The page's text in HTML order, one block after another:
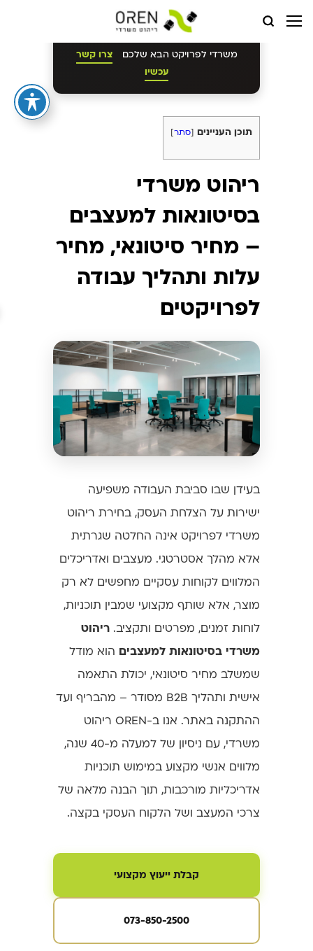
קבלו ייעוץ מקצועי חינם לבחירת ריהוט
משרדי לפרויקט הבא שלכם
צרו קשר
עכשיו
תוכן העניינים [סתר]
ריהוט משרדי
בסיטונאות למעצבים
– מחיר סיטונאי, מחיר
עלות ותהליך עבודה
לפרויקטים
בעידן שבו סביבת העבודה משפיעה
ישירות על הצלחת העסק, בחירת ריהוט
משרדי לפרויקט אינה החלטה שגרתית
אלא מהלך אסטרטגי. מעצבים ואדריכלים
המלווים לקוחות עסקיים מחפשים לא רק
מוצר, אלא שותף מקצועי שמבין תוכניות,
לוחות זמנים, מפרטים ותקציב. ריהוט
משרדי בסיטונאות למעצבים הוא מודל
שמשלב מחיר סיטונאי, יכולת התאמה
אישית ותהליך B2B מסודר – מהבריף ועד
ההתקנה באתר. אנו ב-OREN ריהוט
משרדי, עם ניסיון של למעלה מ-40 שנה,
מלווים אנשי מקצוע במימוש תוכניות
אדריכליות מורכבות, תוך הבנה מלאה של
צרכי המעצב ושל הלקוח העסקי בקצה.
קבלת ייעוץ מקצועי
073-850-2500